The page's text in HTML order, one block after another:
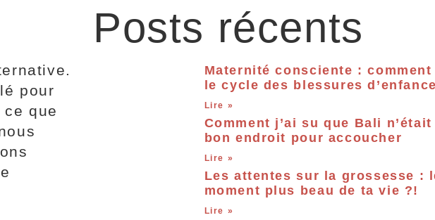
pour
que
Posts récents
Maternité consciente :
le cycle des blessures d’enfance
Lire »
Comment j’ai su que Bali
bon endroit pour accoucher
Lire »
Les attentes sur la grossesse :
moment plus beau de ta vie ?!
Lire »